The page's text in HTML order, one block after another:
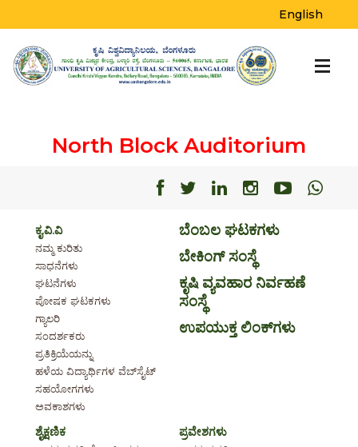
English
North Block Auditorium
Facebook
Facebook
Facebook
Facebook
ಕೃ.ವಿ.ವಿ
ನಮ್ಮ ಕುರಿತು
ಸಾಧನೆಗಳು
ಘಟನೆಗಳು
ಪೋಷಕ ಘಟಕಗಳು
ಗ್ಯಾಲರಿ
ಸಂದರ್ಶಕರು
ಪ್ರತಿಕ್ರಿಯೆಯನ್ನು
ಹಳೆಯ ವಿದ್ಯಾರ್ಥಿಗಳ ವೆಬ್‌ಸೈಟ್
ಸಹಯೋಗಗಳು
ಅವಕಾಶಗಳು
ಬೆಂಬಲ ಘಟಕಗಳು
ಬೇಕಿಂಗ್ ಸಂಸ್ಥೆ
ಕೃಷಿ ವ್ಯವಹಾರ ನಿರ್ವಹಣೆ
ಸಂಸ್ಥೆ
ಉಪಯುಕ್ತ ಲಿಂಕ್‌ಗಳು
ಶೈಕ್ಷಣಿಕ ಪ್ರವೇಶಗಳು